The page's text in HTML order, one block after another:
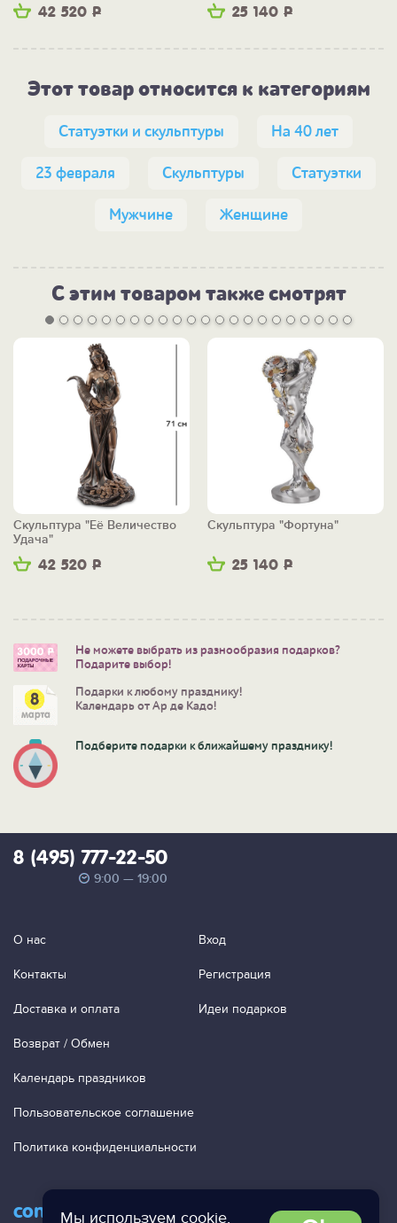
Мы используем cookie,
42 520 Р
25 140 Р
Этот товар относится к категориям
Статуэтки и скульптуры На 40 лет
23 февраля Скульптуры Статуэтки
Мужчине Женщине
С этим товаром также смотрят
42 520 Р
Скульптура "Её Величество
Удача"
25 140 Р
Скульптура "Фортуна"
Не можете выбрать из разнообразия подарков?
Подарите выбор!
Подарки к любому празднику!
Календарь от Ар де Кадо!
Подберите подарки к ближайшему празднику!
contact@ac-studio.ru
8 (495) 777-22-50
9:00 — 19:00
О нас
Контакты
Доставка и оплата
Возврат / Обмен
Календарь праздников
Пользовательское соглашение
Политика конфиденциальности
Вход
Регистрация
Идеи подарков